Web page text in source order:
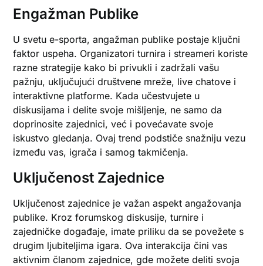
Engažman Publike
U svetu e-sporta, angažman publike postaje ključni
faktor uspeha. Organizatori turnira i streameri koriste
razne strategije kako bi privukli i zadržali vašu
pažnju, uključujući društvene mreže, live chatove i
interaktivne platforme. Kada učestvujete u
diskusijama i delite svoje mišljenje, ne samo da
doprinosite zajednici, već i povećavate svoje
iskustvo gledanja. Ovaj trend podstiče snažniju vezu
između vas, igrača i samog takmičenja.
Uključenost Zajednice
Uključenost zajednice je važan aspekt angažovanja
publike. Kroz forumskog diskusije, turnire i
zajedničke događaje, imate priliku da se povežete s
drugim ljubiteljima igara. Ova interakcija čini vas
aktivnim članom zajednice, gde možete deliti svoja